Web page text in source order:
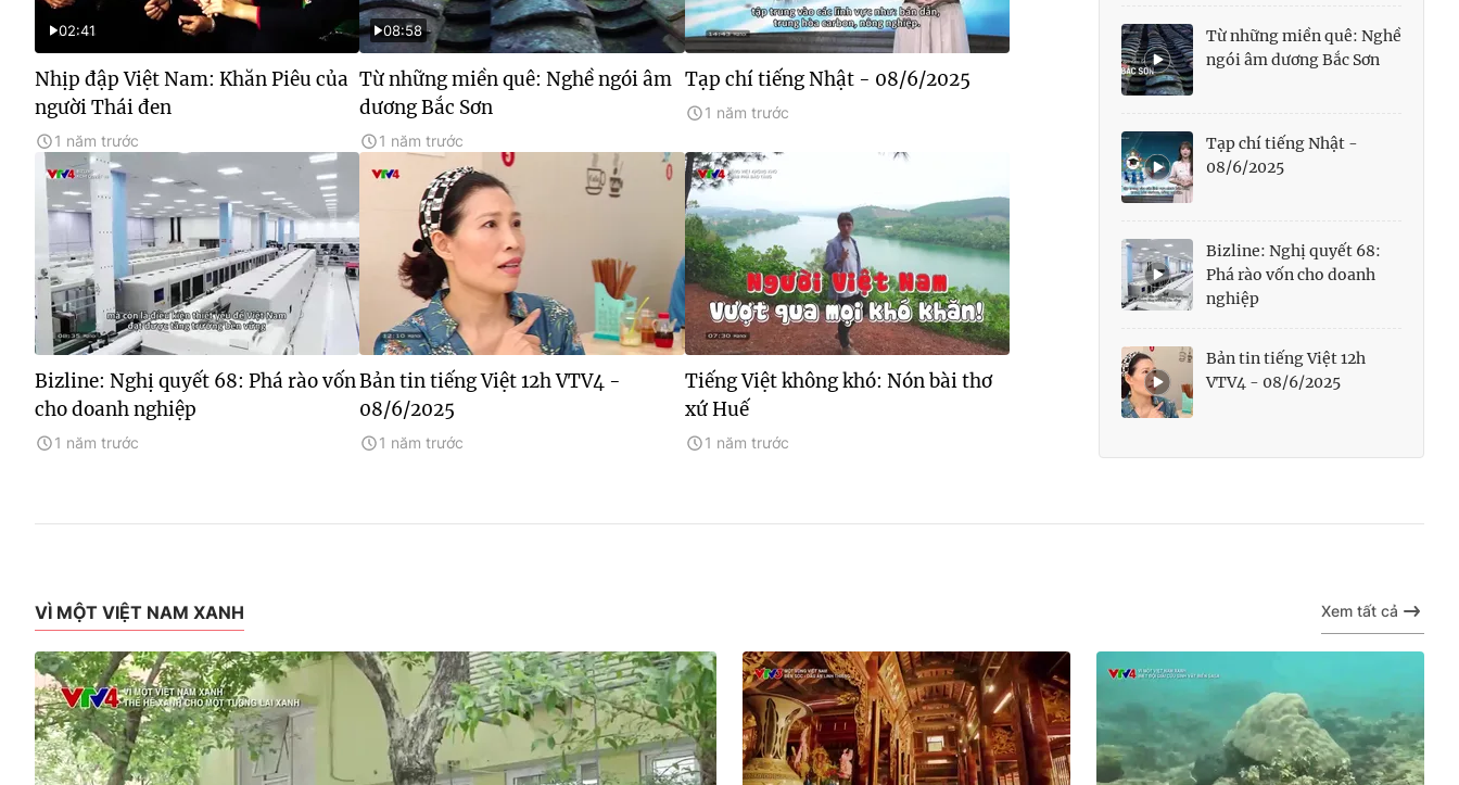
02:41
Nhịp đập Việt Nam: Khăn Piêu của
người Thái đen
1 năm trước
08:58
Từ những miền quê: Nghề ngói âm
dương Bắc Sơn
1 năm trước
Tạp chí tiếng Nhật - 08/6/2025
1 năm trước
Bizline: Nghị quyết 68: Phá rào vốn
cho doanh nghiệp
1 năm trước
Bản tin tiếng Việt 12h VTV4 -
08/6/2025
1 năm trước
Tiếng Việt không khó: Nón bài thơ
xứ Huế
1 năm trước
Từ những miền quê: Nghề
ngói âm dương Bắc Sơn
Tạp chí tiếng Nhật -
08/6/2025
Bizline: Nghị quyết 68:
Phá rào vốn cho doanh
nghiệp
Bản tin tiếng Việt 12h
VTV4 - 08/6/2025
VÌ MỘT VIỆT NAM XANH Xem tất cả